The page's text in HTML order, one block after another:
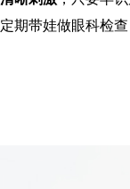
定期带娃做眼科检查